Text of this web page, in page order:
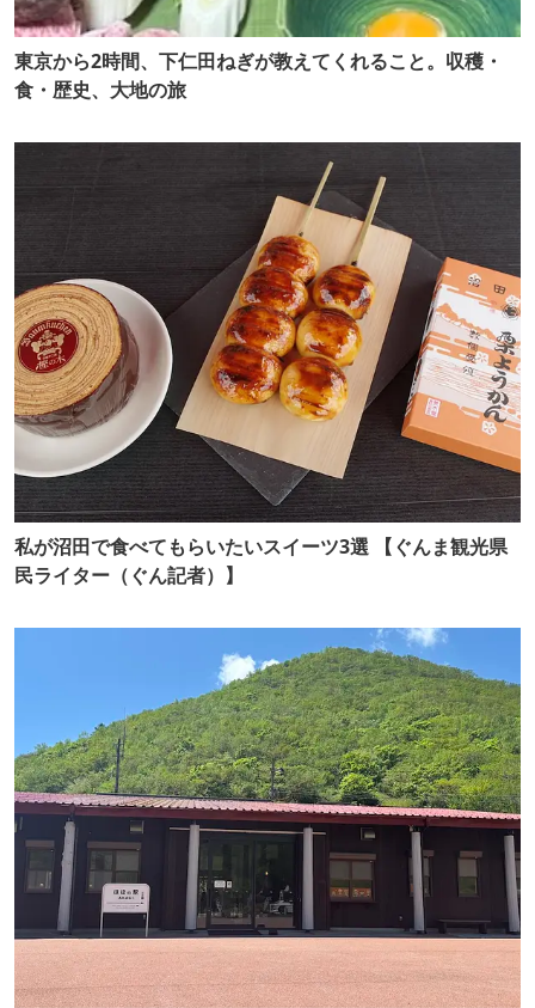
東京から2時間、下仁田ねぎが教えてくれること。収穫・
食・歴史、大地の旅
私が沼田で食べてもらいたいスイーツ3選 【ぐんま観光県
民ライター（ぐん記者）】